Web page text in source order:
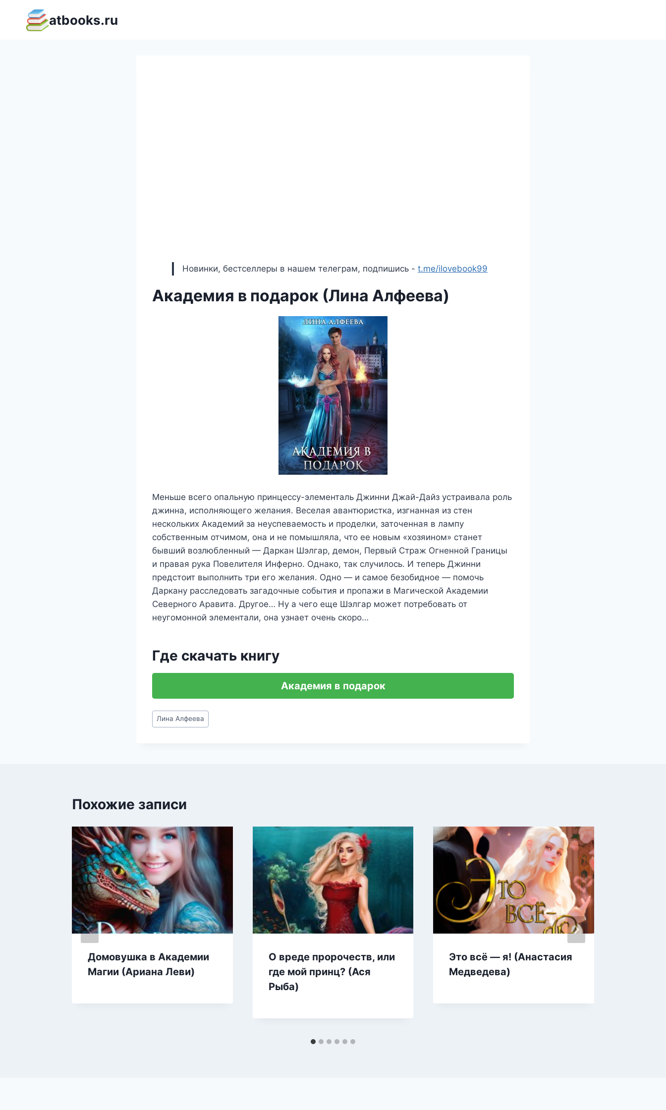
содержимому
atbooks.ru
Новинки, бестселлеры в нашем телеграм, подпишись - t.me/ilovebook99
Академия в подарок (Лина Алфеева)
Меньше всего опальную принцессу-элементаль Джинни Джай-Дайз устраивала роль
джинна, исполняющего желания. Веселая авантюристка, изгнанная из стен
нескольких Академий за неуспеваемость и проделки, заточенная в лампу
собственным отчимом, она и не помышляла, что ее новым «хозяином» станет
бывший возлюбленный — Даркан Шэлгар, демон, Первый Страж Огненной Границы
и правая рука Повелителя Инферно. Однако, так случилось. И теперь Джинни
предстоит выполнить три его желания. Одно — и самое безобидное — помочь
Даркану расследовать загадочные события и пропажи в Магической Академии
Северного Аравита. Другое… Ну а чего еще Шэлгар может потребовать от
неугомонной элементали, она узнает очень скоро…
Где скачать книгу
Академия в подарок
Метки
записи:
Лина Алфеева
Похожие записи
Домовушка в Академии
Магии (Ариана Леви)
О вреде пророчеств, или
где мой принц? (Ася
Рыба)
Это всё — я! (Анастасия
Медведева)